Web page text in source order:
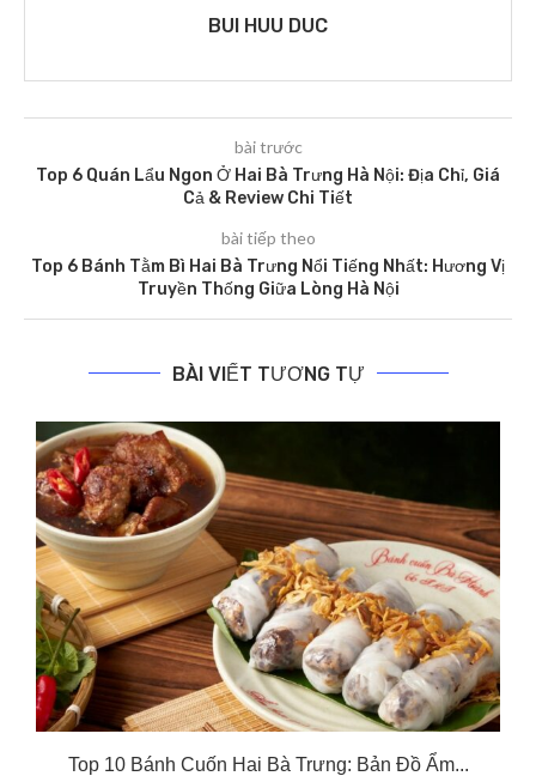
BUI HUU DUC
bài trước
Top 6 Quán Lẩu Ngon Ở Hai Bà Trưng Hà Nội: Địa Chỉ, Giá
Cả & Review Chi Tiết
bài tiếp theo
Top 6 Bánh Tằm Bì Hai Bà Trưng Nổi Tiếng Nhất: Hương Vị
Truyền Thống Giữa Lòng Hà Nội
BÀI VIẾT TƯƠNG TỰ
Top 10 Bánh Cuốn Hai Bà Trưng: Bản Đồ Ẩm...